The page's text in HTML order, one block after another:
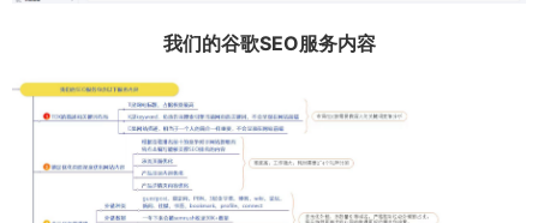
我们的谷歌SEO服务内容